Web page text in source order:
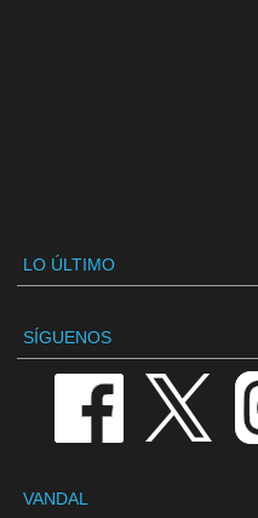
LO ÚLTIMO
SÍGUENOS
VANDAL